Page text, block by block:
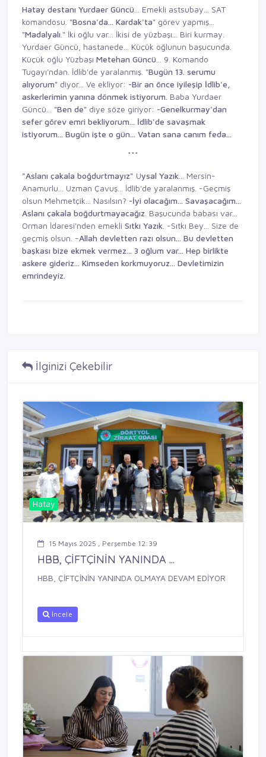
Hatay destanı Yurdaer Güncü ... Emekli astsubay... SAT
komandosu. "Bosna'da... Kardak'ta" görev yapmış...
"Madalyalı ." İki oğlu var... İkisi de yüzbaşı... Biri kurmay.
Yurdaer Güncü, hastanede... Küçük oğlunun başucunda.
Küçük oğlu Yüzbaşı Metehan Güncü ... 9. Komando
Tugayı'ndan. İdlib'de yaralanmış. "Bugün 13. serumu
alıyorum" diyor... Ve ekliyor: -Bir an önce iyileşip İdlib'e,
askerlerimin yanına dönmek istiyorum. Baba Yurdaer
Güncü... "Ben de" diye söze giriyor: -Genelkurmay'dan
sefer görev emri bekliyorum... İdlib'de savaşmak
istiyorum... Bugün işte o gün... Vatan sana canım feda...
***
"Aslanı çakala boğdurtmayız" Uysal Yazık ... Mersin-
Anamurlu... Uzman Çavuş... İdlib'de yaralanmış. -Geçmiş
olsun Mehmetçik... Nasılsın? -İyi olacağım... Savaşacağım...
Aslanı çakala boğdurtmayacağız . Başucunda babası var...
Orman İdaresi'nden emekli Sıtkı Yazık . -Sıtkı Bey... Size de
geçmiş olsun. -Allah devletten razı olsun... Bu devletten
başkası bize ekmek vermez... 3 oğlum var... Hep birlikte
askere gideriz... Kimseden korkmuyoruz... Devletimizin
emrindeyiz.
İlginizi Çekebilir
Hatay
15 Mayıs 2025 , Perşembe 12:39
HBB, ÇİFTÇİNİN YANINDA ...
HBB, ÇİFTÇİNİN YANINDA OLMAYA DEVAM EDİYOR
İncele